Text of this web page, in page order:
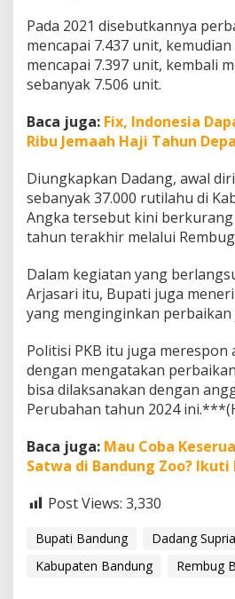
h
u
D
i
r
b
a
k
i
Pada 2021 disebutkannya
mencapai 7.437 unit,
mencapai 7.397 unit, kembali
sebanyak 7.506 unit.
Baca juga: Fix, Indonesia
Ribu Jemaah Haji Tahun
Diungkapkan Dadang, awal
sebanyak 37.000 rutilahu di
Angka tersebut kini
tahun terakhir melalui Rembug
Dalam kegiatan yang
Arjasari itu, Bupati juga
yang menginginkan perbaikan
Politisi PKB itu juga
dengan mengatakan
bisa dilaksanakan dengan
Perubahan tahun 2024
Baca juga: Mau Coba
Satwa di Bandung Zoo?
Post Views: 3,330
Bupati Bandung
Dadang
Kabupaten Bandung
Rembug